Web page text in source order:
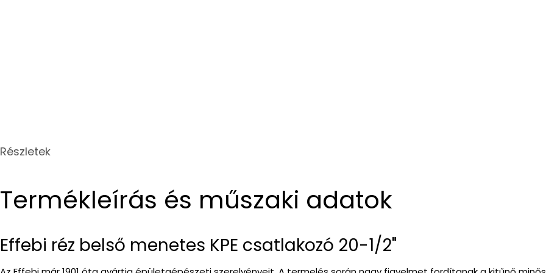
Részletek
Termékleírás és műszaki adatok
Effebi réz belső menetes KPE csatlakozó 20-1/2"